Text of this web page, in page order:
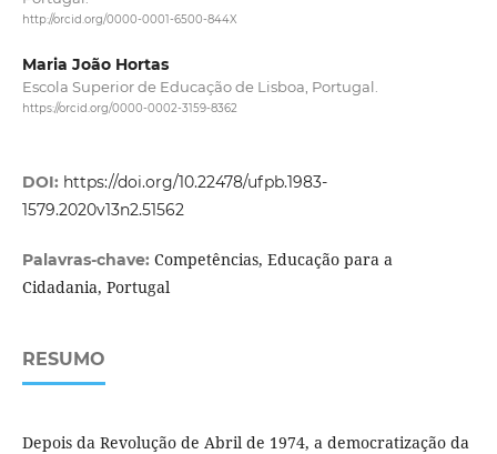
http://orcid.org/0000-0001-6500-844X
Maria João Hortas
Escola Superior de Educação de Lisboa, Portugal.
https://orcid.org/0000-0002-3159-8362
DOI: https://doi.org/10.22478/ufpb.1983-
1579.2020v13n2.51562
Palavras-chave: Competências, Educação para a
Cidadania, Portugal
RESUMO
Depois da Revolução de Abril de 1974, a democratização da